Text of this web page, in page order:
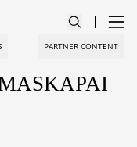
PARTNER CONTENT